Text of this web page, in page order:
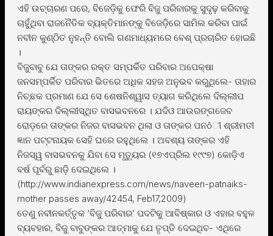
ଏହି ଉଚ୍ଚାରଣ ପରେ, ବିଜେଡ଼ିକୁ ଫେରି ବିଜୁ ପରିବାରକୁ ସୁଦୃଢ଼ କରିବାକୁ
ଚାହୁଁଥିବା ରାଜନୈତିକ ବ୍ୟକ୍ତିମାନଙ୍କୁ ବିଜେଡ଼ିରେ ସାମିଲ କରିବା ପାଇଁ
ନବୀନ କୁଣ୍ଠିତ ନୁହନ୍ତି ବୋଲି ଗଣମାଧ୍ୟମରେ ବେଶ୍ ପ୍ରଚାରିତ ହୋଇଛି
।
ବିଜୁବାବୁ ଯେ ତାଙ୍କର ରକ୍ତ ସମ୍ପର୍କିତ ପରିବାର ଅପେକ୍ଷା
ଜନସମ୍ପର୍କିତ ପରିବାର ଭିତରେ ଅଧିକ ସହଜ ଅନୁଭବ କରୁଥିଲେ- ତାହାର
ନିଚ୍ଛକ ପ୍ରମାଣ ଯେ ସେ ଶେଷନିଶ୍ୱାସ ତ୍ୟାଗ କରିଥିଲେ ଦିଲ୍ଲୀପ
ରାୟଙ୍କର ଦିଲ୍ଲୀସ୍ଥିତ ବାସଭବନରେ । ଯଦିଓ ଆଉରଙ୍ଗଜେବ
ରୋଡ଼ରେ ତାଙ୍କର ନିଜର ବାସଭବନ ଥିଲା ଓ ତାଙ୍କର ପନôୀ ଶ୍ରୀମତୀ
ଜ୍ଞାନ ପଟ୍ଟନାୟକ ସେହି ଘରେ ରହୁଥିଲେ । ଅବଶ୍ୟ ତାଙ୍କର ଏହି
ନିଜସ୍ୱ ବାସଭବନକୁ ଯିବା ସେ ମୃତୁ୍ୟର (୧୭ଏପ୍ରିଲ ୧୯୯୭) କୋଡ଼ିଏ
ବର୍ଷ ପୂର୍ବରୁ ଛାଡ଼ି ଦେଇଥିଲେ ।
(http://www.indianexpress.com/news/naveen-patnaiks-
mother passes away/42454, Feb17,2009)
ତେଣୁ ନବୀନକର୍ତ୍ତୃକ ‘ବିଜୁ ପରିବାର’ ପଦଟିକୁ ଆବିଷ୍କାର ଓ ଏହାର ବହୁଳ
ବ୍ୟବହାର, ବିଜୁ ବାବୁଙ୍କର ଆତ୍ମାକୁ ଯେ ତୃପ୍ତି ଦେଇଥିବ- ଏଥିରେ